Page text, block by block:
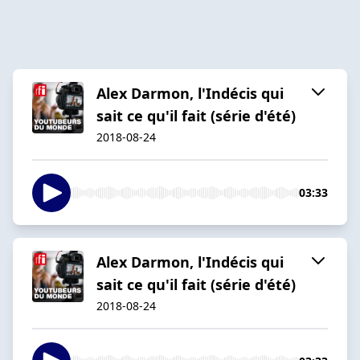
Alex Darmon, l'Indécis qui
sait ce qu'il fait (série d'été)
2018-08-24
03:33
Alex Darmon, l'Indécis qui
sait ce qu'il fait (série d'été)
2018-08-24